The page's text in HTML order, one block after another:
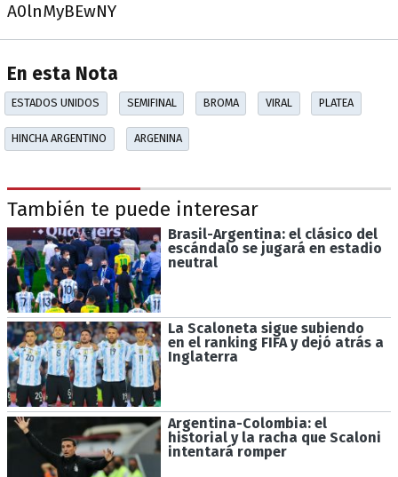
A0lnMyBEwNY
En esta Nota
ESTADOS UNIDOS SEMIFINAL BROMA VIRAL PLATEA
HINCHA ARGENTINO ARGENINA
También te puede interesar
Brasil-Argentina: el clásico del
escándalo se jugará en estadio
neutral
La Scaloneta sigue subiendo
en el ranking FIFA y dejó atrás a
Inglaterra
Argentina-Colombia: el
historial y la racha que Scaloni
intentará romper